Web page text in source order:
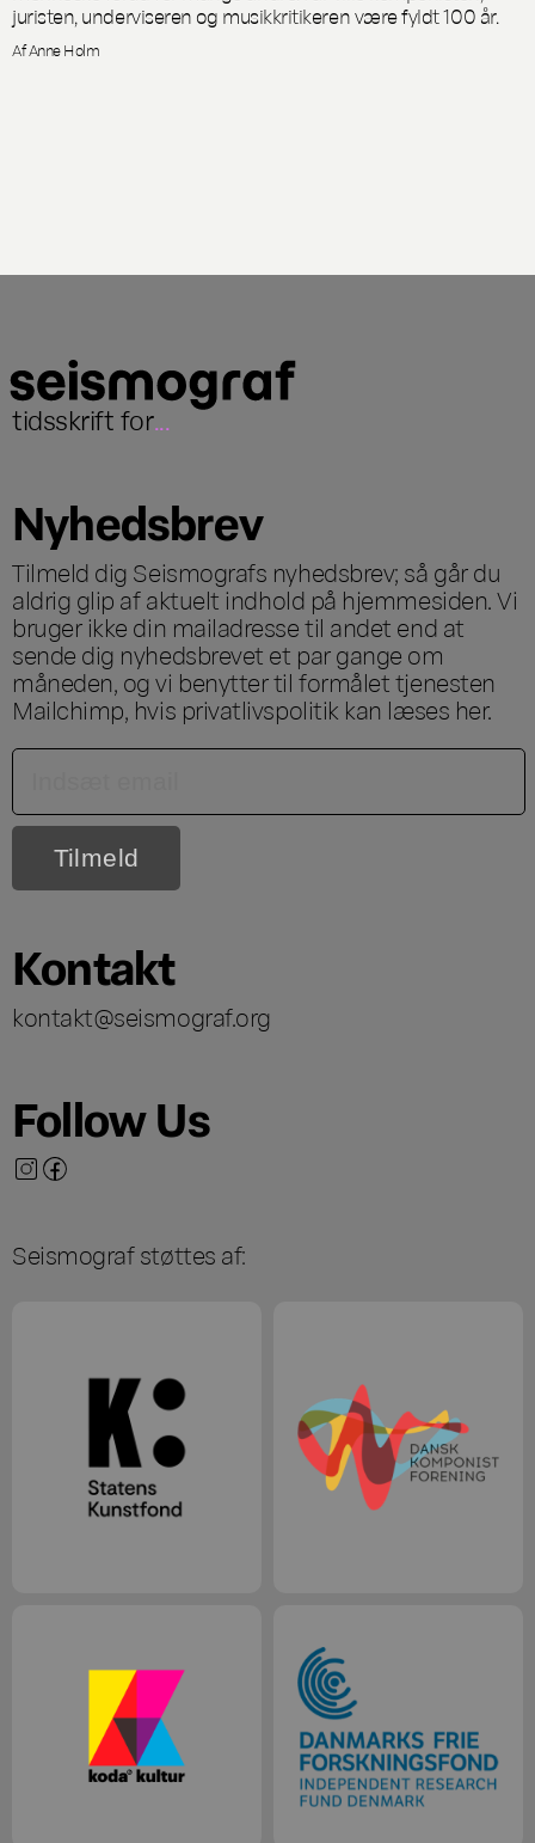
juristen, underviseren og musikkritikeren være fyldt 100 år.
Af Anne Holm
tidsskrift for...
Nyhedsbrev
Tilmeld dig Seismografs nyhedsbrev; så går du
aldrig glip af aktuelt indhold på hjemmesiden. Vi
bruger ikke din mailadresse til andet end at
sende dig nyhedsbrevet et par gange om
måneden, og vi benytter til formålet tjenesten
Mailchimp, hvis privatlivspolitik kan læses her.
Kontakt
kontakt@seismograf.org
Follow Us
Seismograf støttes af: